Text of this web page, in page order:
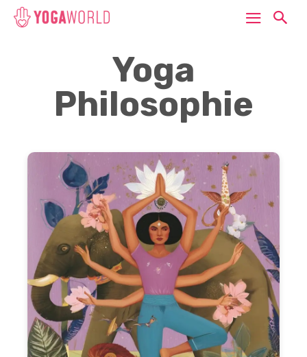
Yoga
Philosophie